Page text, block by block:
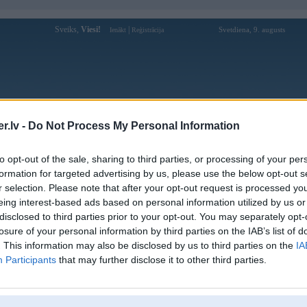
- Do Not Process My Personal Information
opt-out of the sale, sharing to third parties, or processing of your
for targeted advertising by us, please use the below opt-out
selection. Please note that after your opt-out request is processed
interest-based ads based on personal information utilized by us
to third parties prior to your opt-out. You may separately
of your personal information by third parties on the IAB’s list of
This information may also be disclosed by us to third parties on the
Participants that may further disclose it to other third parties.
Sveiks, Viesi! Ienākt Reģistrācija Svetdiena, 9. augusts
Forums Galerijas Reģistrācija Lietotāji
Lietotāja M-Pack profils
Pēdējo reizi manīts: 28. Mar 2009, 13:05
Lietotājvārds:
M-Pack
Pilsēta:
Rīga
Braucu ar:
e28, e30, e34
Nodarbošanās:
BmW
Ziņojumi forumā:
0